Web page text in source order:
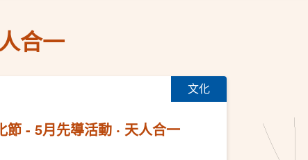
合一
文化
- 5月先導活動 ‧ 天人合一